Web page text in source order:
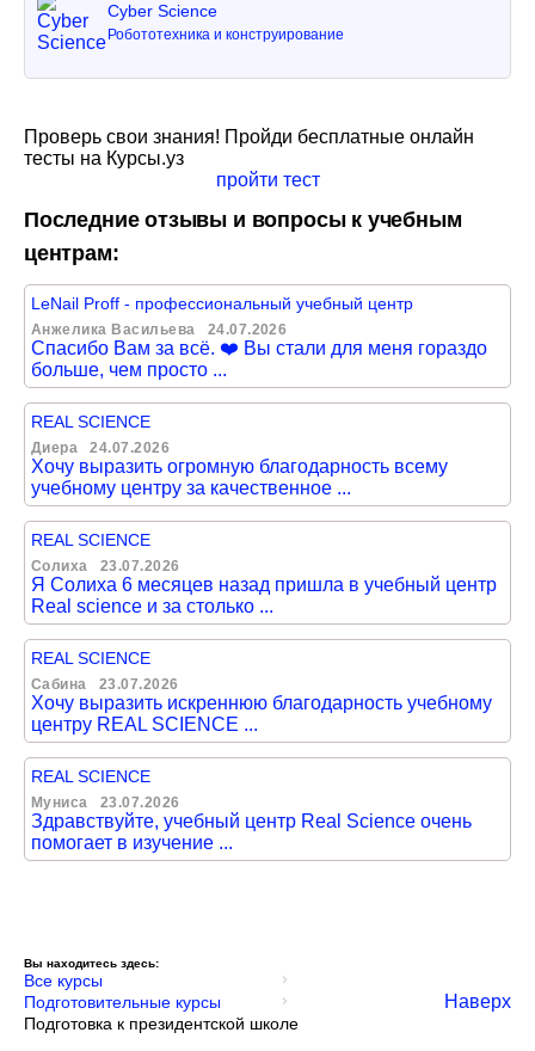
Cyber Science
Робототехника и конструирование
Проверь свои знания! Пройди бесплатные онлайн
тесты на Курсы.уз
пройти тест
Последние отзывы и вопросы к учебным
центрам:
LeNail Proff - профессиональный учебный центр
Анжелика Васильева 24.07.2026
Спасибо Вам за всё. ❤️ Вы стали для меня гораздо
больше, чем просто ...
REAL SCIENCE
Диера 24.07.2026
Хочу выразить огромную благодарность всему
учебному центру за качественное ...
REAL SCIENCE
Солиха 23.07.2026
Я Солиха 6 месяцев назад пришла в учебный центр
Real science и за столько ...
REAL SCIENCE
Сабина 23.07.2026
Хочу выразить искреннюю благодарность учебному
центру REAL SCIENCE ...
REAL SCIENCE
Муниса 23.07.2026
Здравствуйте, учебный центр Real Science очень
помогает в изучение ...
Вы находитесь здесь:
Все курсы
Подготовительные курсы
Подготовка к президентской школе
Наверх